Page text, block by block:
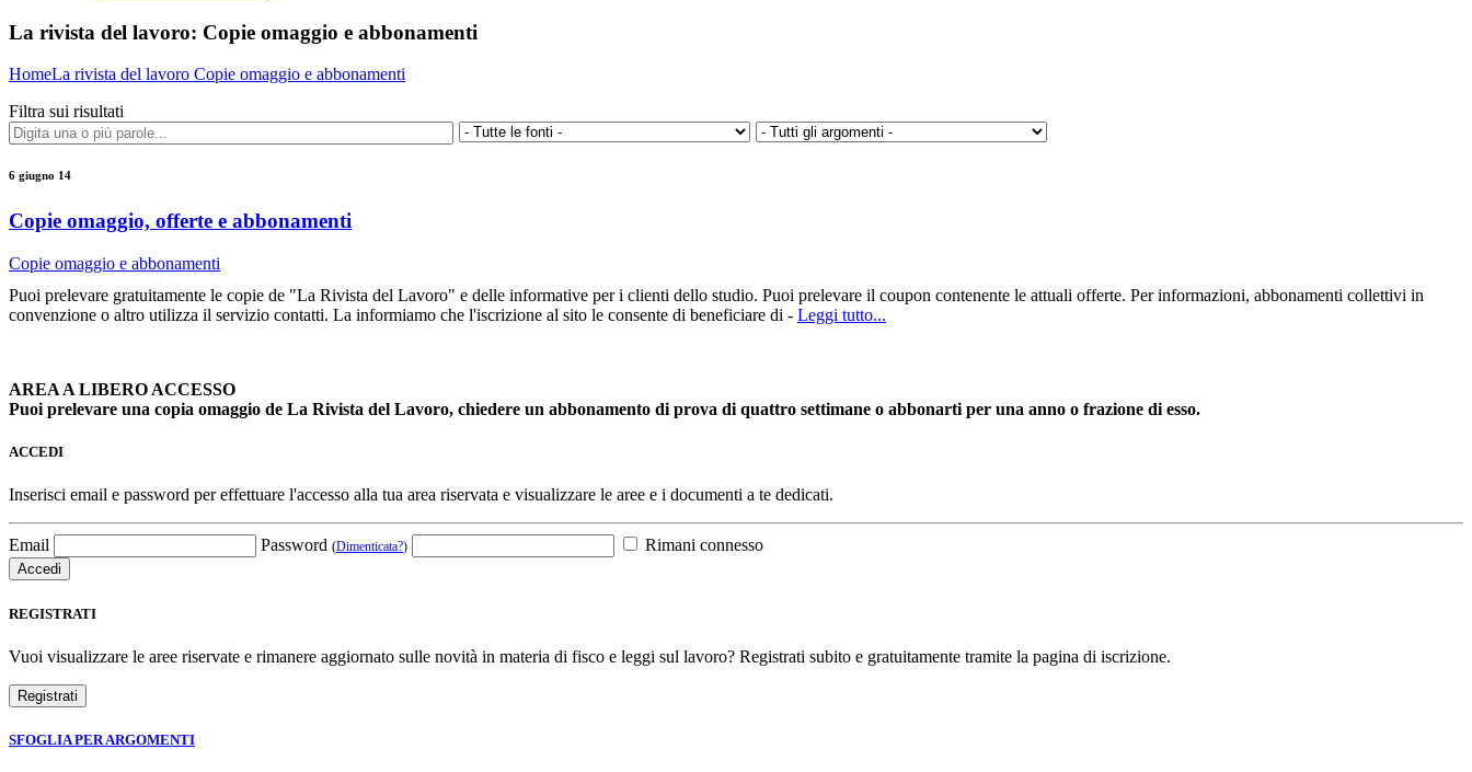
La rivista del lavoro: Copie omaggio e abbonamenti
HomeLa rivista del lavoro Copie omaggio e abbonamenti
Filtra sui risultati
6 giugno 14
Copie omaggio, offerte e abbonamenti
Copie omaggio e abbonamenti
Puoi prelevare gratuitamente le copie de "La Rivista del Lavoro" e delle informative per i clienti dello studio. Puoi prelevare il coupon contenente le attuali offerte. Per informazioni, abbonamenti collettivi in
convenzione o altro utilizza il servizio contatti. La informiamo che l'iscrizione al sito le consente di beneficiare di - Leggi tutto...
AREA A LIBERO ACCESSO
Puoi prelevare una copia omaggio de La Rivista del Lavoro, chiedere un abbonamento di prova di quattro settimane o abbonarti per una anno o frazione di esso.
ACCEDI
Inserisci email e password per effettuare l'accesso alla tua area riservata e visualizzare le aree e i documenti a te dedicati.
Email Password (Dimenticata?) Rimani connesso
REGISTRATI
Vuoi visualizzare le aree riservate e rimanere aggiornato sulle novità in materia di fisco e leggi sul lavoro? Registrati subito e gratuitamente tramite la pagina di iscrizione.
SFOGLIA PER ARGOMENTI